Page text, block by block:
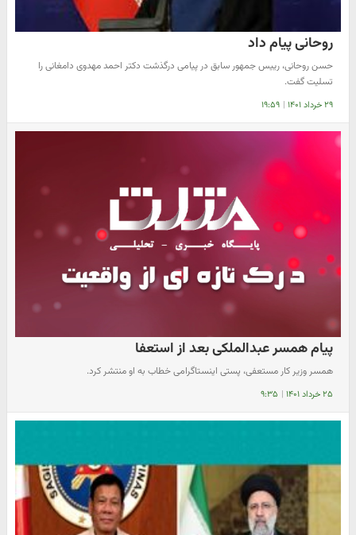
روحانی پیام داد
حسن روحانی، رییس جمهور سابق در پیامی درگذشت دکتر احمد مهدوی دامغانی را
تسلیت گفت.
۲۹ خرداد ۱۴۰۱ | ۱۹:۵۹
پیام همسر عبدالملکی بعد از استعفا
همسر وزیر کار مستعفی، پستی اینستاگرامی خطاب به او منتشر کرد.
۲۵ خرداد ۱۴۰۱ | ۹:۳۵